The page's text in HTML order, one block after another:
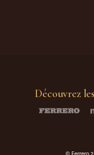
© Ferrero
Découvrez